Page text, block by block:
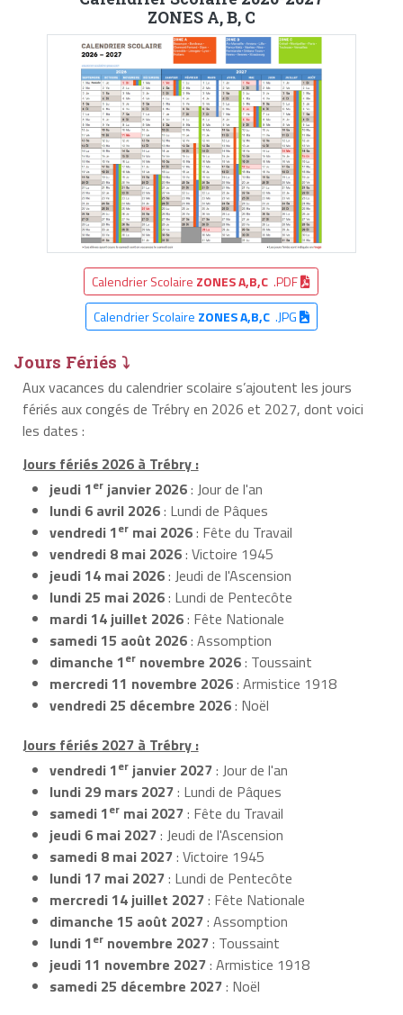
ZONES A, B, C
Calendrier Scolaire ZONES A,B,C .PDF
Calendrier Scolaire ZONES A,B,C.JPG
Jours Fériés ⤵
Aux vacances du calendrier scolaire s’ajoutent les jours
fériés aux congés de Trébry en 2026 et 2027, dont voici
les dates :
Jours fériés 2026 à Trébry :
jeudi 1er janvier 2026: Jour de l'an
lundi 6 avril 2026: Lundi de Pâques
vendredi 1er mai 2026: Fête du Travail
vendredi 8 mai 2026: Victoire 1945
jeudi 14 mai 2026: Jeudi de l'Ascension
lundi 25 mai 2026: Lundi de Pentecôte
mardi 14 juillet 2026: Fête Nationale
samedi 15 août 2026: Assomption
dimanche 1er novembre 2026: Toussaint
mercredi 11 novembre 2026: Armistice 1918
vendredi 25 décembre 2026: Noël
Jours fériés 2027 à Trébry :
vendredi 1er janvier 2027: Jour de l'an
lundi 29 mars 2027: Lundi de Pâques
samedi 1er mai 2027: Fête du Travail
jeudi 6 mai 2027: Jeudi de l'Ascension
samedi 8 mai 2027: Victoire 1945
lundi 17 mai 2027: Lundi de Pentecôte
mercredi 14 juillet 2027: Fête Nationale
dimanche 15 août 2027: Assomption
lundi 1er novembre 2027: Toussaint
jeudi 11 novembre 2027: Armistice 1918
samedi 25 décembre 2027: Noël